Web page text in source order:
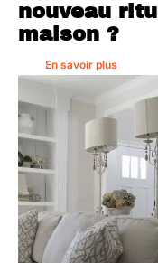
nouveau
maison ?
En savoir plus